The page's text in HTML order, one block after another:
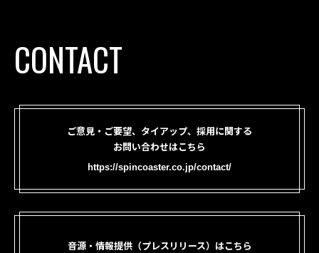
CONTACT
ご意見・ご要望、タイアップ、採用に関する
お問い合わせはこちら
https://spincoaster.co.jp/contact/
音源・情報提供（プレスリリース）はこちら